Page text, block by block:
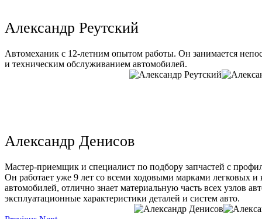
Александр Реутский
Автомеханик с 12-летним опытом работы. Он занимается
и техническим обслуживанием автомобилей.
Александр Денисов
Мастер-приемщик и специалист по подбору запчастей с
Он работает уже 9 лет со всеми ходовыми марками легковых и
автомобилей, отлично знает материальную часть всех узлов
эксплуатационные характеристики деталей и систем авто.